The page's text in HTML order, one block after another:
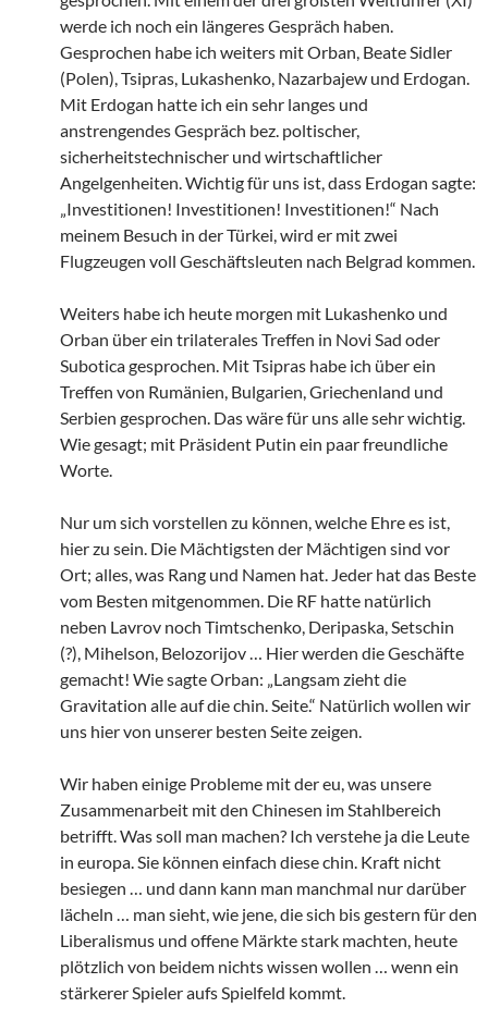
werde ich noch ein längeres Gespräch haben.
Gesprochen habe ich weiters mit Orban, Beate Sidler
(Polen), Tsipras, Lukashenko, Nazarbajew und Erdogan.
Mit Erdogan hatte ich ein sehr langes und
anstrengendes Gespräch bez. poltischer,
sicherheitstechnischer und wirtschaftlicher
Angelgenheiten. Wichtig für uns ist, dass Erdogan sagte:
„Investitionen! Investitionen! Investitionen!“ Nach
meinem Besuch in der Türkei, wird er mit zwei
Flugzeugen voll Geschäftsleuten nach Belgrad kommen.
Weiters habe ich heute morgen mit Lukashenko und
Orban über ein trilaterales Treffen in Novi Sad oder
Subotica gesprochen. Mit Tsipras habe ich über ein
Treffen von Rumänien, Bulgarien, Griechenland und
Serbien gesprochen. Das wäre für uns alle sehr wichtig.
Wie gesagt; mit Präsident Putin ein paar freundliche
Worte.
Nur um sich vorstellen zu können, welche Ehre es ist,
hier zu sein. Die Mächtigsten der Mächtigen sind vor
Ort; alles, was Rang und Namen hat. Jeder hat das Beste
vom Besten mitgenommen. Die RF hatte natürlich
neben Lavrov noch Timtschenko, Deripaska, Setschin
(?), Mihelson, Belozorijov … Hier werden die Geschäfte
gemacht! Wie sagte Orban: „Langsam zieht die
Gravitation alle auf die chin. Seite.“ Natürlich wollen wir
uns hier von unserer besten Seite zeigen.
Wir haben einige Probleme mit der eu, was unsere
Zusammenarbeit mit den Chinesen im Stahlbereich
betrifft. Was soll man machen? Ich verstehe ja die Leute
in europa. Sie können einfach diese chin. Kraft nicht
besiegen … und dann kann man manchmal nur darüber
lächeln … man sieht, wie jene, die sich bis gestern für den
Liberalismus und offene Märkte stark machten, heute
plötzlich von beidem nichts wissen wollen … wenn ein
stärkerer Spieler aufs Spielfeld kommt.